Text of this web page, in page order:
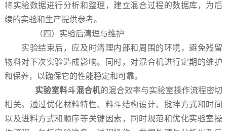
将实验数据进行分析和整理，建立混合过程的数据库，为后
续的实验和生产提供参考。
（四）实验后清理与维护
实验结束后，应及时清理内部和周围的环境，避免残留
物料对下次实验造成影响。同时，对混合机进行定期的维护
和保养，以确保它的性能稳定和可靠。
实验室料斗混合机的混合效率与实验室操作流程密切
相关。通过优化材料特性、料斗结构设计、搅拌方式和时间
以及进料方式和顺序等关键因素，同时规范和优化实验室操